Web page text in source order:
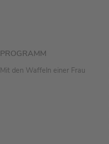
PROGRAMM
Mit den Waffeln einer Frau